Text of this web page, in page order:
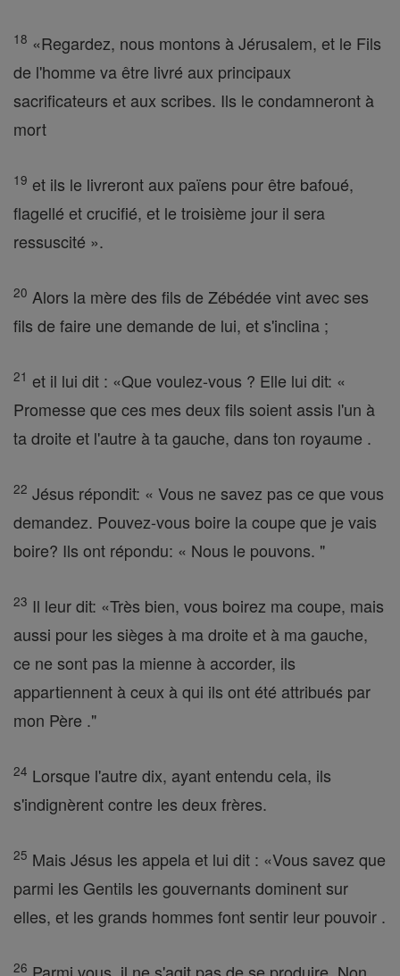
18 «Regardez, nous montons à Jérusalem, et le Fils
de l'homme va être livré aux principaux
sacrificateurs et aux scribes. Ils le condamneront à
mort
19 et ils le livreront aux païens pour être bafoué,
flagellé et crucifié, et le troisième jour il sera
ressuscité ».
20 Alors la mère des fils de Zébédée vint avec ses
fils de faire une demande de lui, et s'inclina ;
21 et il lui dit : «Que voulez-vous ? Elle lui dit: «
Promesse que ces mes deux fils soient assis l'un à
ta droite et l'autre à ta gauche, dans ton royaume .
22 Jésus répondit: « Vous ne savez pas ce que vous
demandez. Pouvez-vous boire la coupe que je vais
boire? Ils ont répondu: « Nous le pouvons. "
23 Il leur dit: «Très bien, vous boirez ma coupe, mais
aussi pour les sièges à ma droite et à ma gauche,
ce ne sont pas la mienne à accorder, ils
appartiennent à ceux à qui ils ont été attribués par
mon Père ."
24 Lorsque l'autre dix, ayant entendu cela, ils
s'indignèrent contre les deux frères.
25 Mais Jésus les appela et lui dit : «Vous savez que
parmi les Gentils les gouvernants dominent sur
elles, et les grands hommes font sentir leur pouvoir .
26